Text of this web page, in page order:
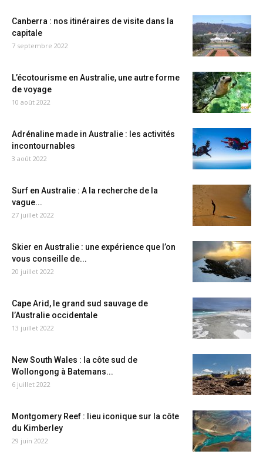
Canberra : nos itinéraires de visite dans la
capitale
7 septembre 2022
L’écotourisme en Australie, une autre forme
de voyage
10 août 2022
Adrénaline made in Australie : les activités
incontournables
3 août 2022
Surf en Australie : A la recherche de la
vague...
27 juillet 2022
Skier en Australie : une expérience que l’on
vous conseille de...
20 juillet 2022
Cape Arid, le grand sud sauvage de
l’Australie occidentale
13 juillet 2022
New South Wales : la côte sud de
Wollongong à Batemans...
6 juillet 2022
Montgomery Reef : lieu iconique sur la côte
du Kimberley
29 juin 2022